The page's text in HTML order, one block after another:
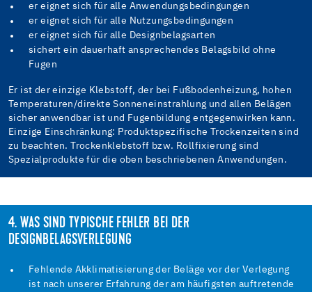
er eignet sich für alle Anwendungsbedingungen
er eignet sich für alle Nutzungsbedingungen
er eignet sich für alle Designbelagsarten
sichert ein dauerhaft ansprechendes Belagsbild ohne
Fugen
Er ist der einzige Klebstoff, der bei Fußbodenheizung, hohen
Temperaturen/direkte Sonneneinstrahlung und allen Belägen
sicher anwendbar ist und Fugenbildung entgegenwirken kann.
Einzige Einschränkung: Produktspezifische Trockenzeiten sind
zu beachten. Trockenklebstoff bzw. Rollfixierung sind
Spezialprodukte für die oben beschriebenen Anwendungen.
4. WAS SIND TYPISCHE FEHLER BEI DER
DESIGNBELAGSVERLEGUNG
Fehlende Akklimatisierung der Beläge vor der Verlegung
ist nach unserer Erfahrung der am häufigsten auftretende